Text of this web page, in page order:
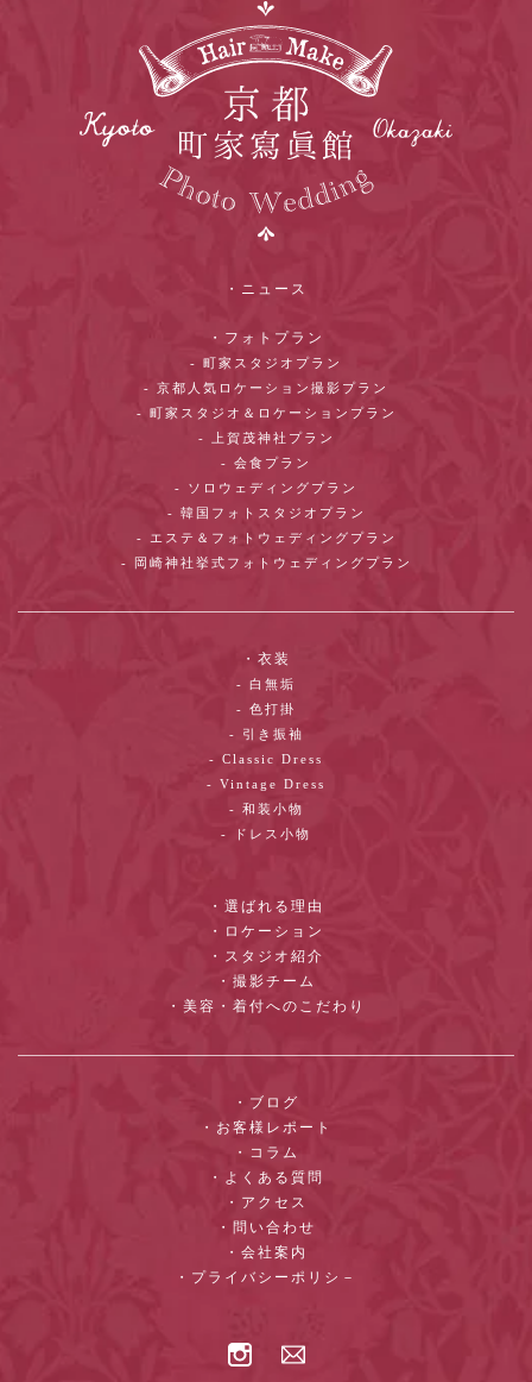
・ニュース
・フォトプラン
- 町家スタジオプラン
- 京都人気ロケーション撮影プラン
- 町家スタジオ＆ロケーションプラン
- 上賀茂神社プラン
- 会食プラン
- ソロウェディングプラン
- 韓国フォトスタジオプラン
- エステ＆フォトウェディングプラン
- 岡崎神社挙式フォトウェディングプラン
・衣装
- 白無垢
- 色打掛
- 引き振袖
- Classic Dress
- Vintage Dress
- 和装小物
- ドレス小物
・選ばれる理由
・ロケーション
・スタジオ紹介
・撮影チーム
・美容・着付へのこだわり
・ブログ
・お客様レポート
・コラム
・よくある質問
・アクセス
・問い合わせ
・会社案内
・プライバシーポリシ－